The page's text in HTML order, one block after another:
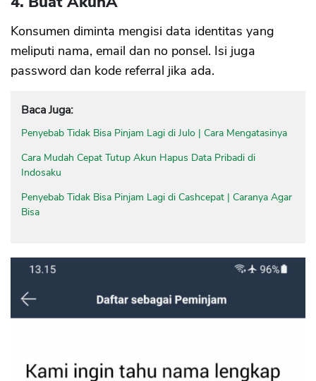
Konsumen diminta mengisi data identitas yang
meliputi nama, email dan no ponsel. Isi juga
password dan kode referral jika ada.
Baca Juga:
Penyebab Tidak Bisa Pinjam Lagi di Julo | Cara Mengatasinya
Cara Mudah Cepat Tutup Akun Hapus Data Pribadi di
Indosaku
Penyebab Tidak Bisa Pinjam Lagi di Cashcepat | Caranya Agar
Bisa